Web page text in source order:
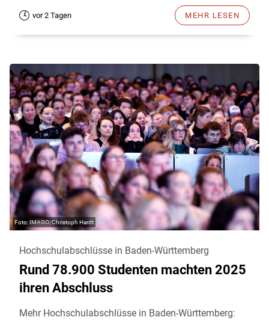
vor 2 Tagen MEHR LESEN
IMAGO/Christoph Hardt
Hochschulabschlüsse in Baden-Württemberg
Rund 78.900 Studenten machten 2025
ihren Abschluss
Mehr Hochschulabschlüsse in Baden-Württemberg: